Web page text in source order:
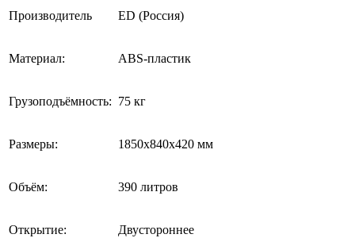
Производитель ED (Россия)
Материал: ABS-пластик
Грузоподъёмность: 75 кг
Размеры: 1850х840х420 мм
Объём: 390 литров
Открытие: Двустороннее